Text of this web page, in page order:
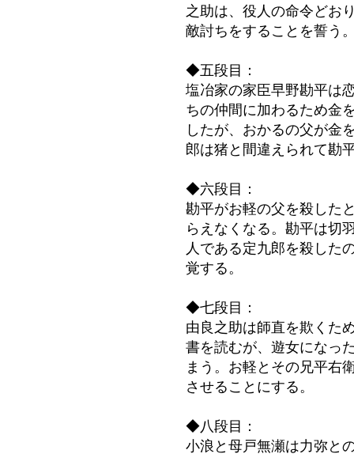
之助は、役人の命令どお
敵討ちをすることを誓う
◆五段目：
塩冶家の家臣早野勘平は
ちの仲間に加わるため金
したが、おかるの父が金
郎は猪と間違えられて勘
◆六段目：
勘平がお軽の父を殺した
らえなくなる。勘平は切
人である定九郎を殺した
覚する。
◆七段目：
由良之助は師直を欺くた
書を読むが、遊女になっ
まう。お軽とその兄平右
させることにする。
◆八段目：
小浪と母戸無瀬は力弥と